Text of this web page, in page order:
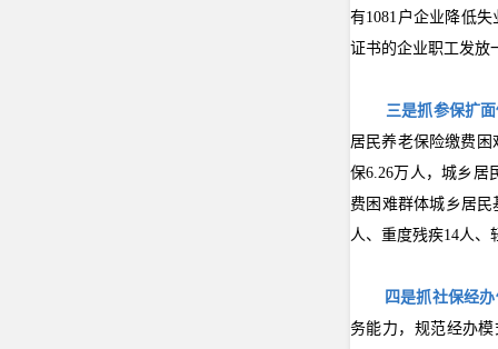
有1081 户企业降低失
证书的企业职工发放
三是抓参保扩
居民养老保险缴费
保6.26万人 ，城乡居
费困难群体城乡居
人、重度残疾14人、
四是抓社保经
务能力，规范经办